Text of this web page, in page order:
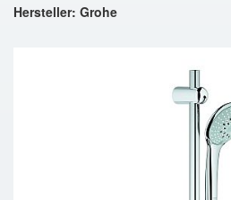
Hersteller: Grohe